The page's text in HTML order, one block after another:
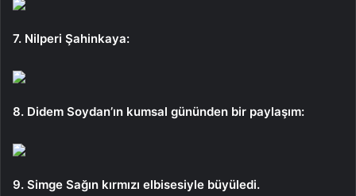
7. Nilperi Şahinkaya:
8. Didem Soydan’ın kumsal gününden bir paylaşım:
9. Simge Sağın kırmızı elbisesiyle büyüledi.